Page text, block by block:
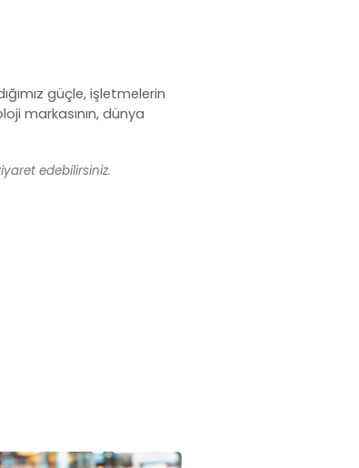
güçle, işletmelerin
markasının, dünya
edebilirsiniz.